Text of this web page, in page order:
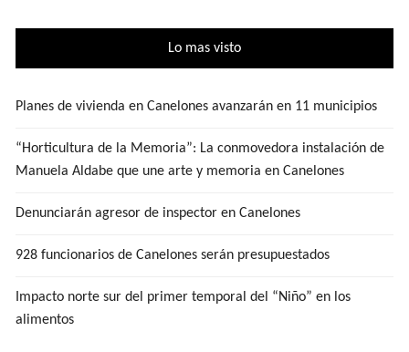
Lo mas visto
Planes de vivienda en Canelones avanzarán en 11 municipios
“Horticultura de la Memoria”: La conmovedora instalación de
Manuela Aldabe que une arte y memoria en Canelones
Denunciarán agresor de inspector en Canelones
928 funcionarios de Canelones serán presupuestados
Impacto norte sur del primer temporal del “Niño” en los
alimentos